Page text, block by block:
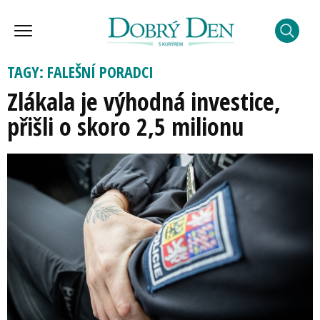
TAGY: FALEŠNÍ PORADCI
Zlákala je výhodná investice,
přišli o skoro 2,5 milionu